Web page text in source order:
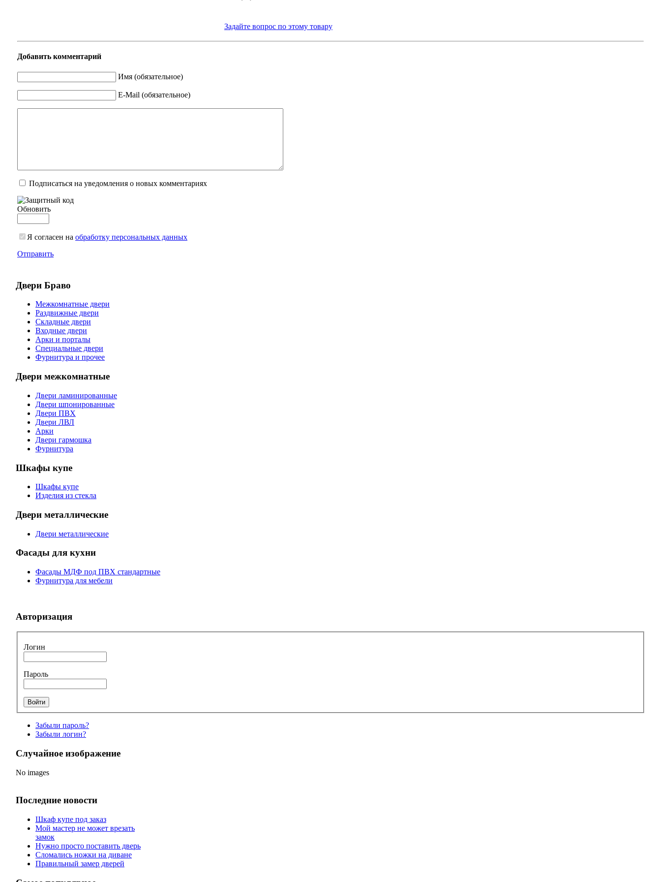
Задайте вопрос по этому товару
Добавить комментарий
Имя (обязательное)
E-Mail (обязательное)
Подписаться на уведомления о новых комментариях
Обновить
Я согласен на обработку персональных данных
Отправить
Двери Браво
Межкомнатные двери
Раздвижные двери
Складные двери
Входные двери
Арки и порталы
Специальные двери
Фурнитура и прочее
Двери межкомнатные
Двери ламинированные
Двери шпонированные
Двери ПВХ
Двери ЛВЛ
Арки
Двери гармошка
Фурнитура
Шкафы купе
Шкафы купе
Изделия из стекла
Двери металлические
Двери металлические
Фасады для кухни
Фасады МДФ под ПВХ стандартные
Фурнитура для мебели
Авторизация
Логин
Пароль
Забыли пароль?
Забыли логин?
Случайное изображение
No images
Последние новости
Шкаф купе под заказ
Мой мастер не может врезать
замок
Нужно просто поставить дверь
Сломались ножки на диване
Правильный замер дверей